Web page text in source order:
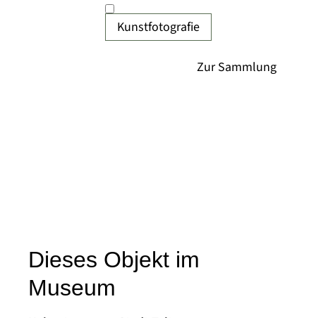
Kunstfotografie
Dieses Objekt im
Museum